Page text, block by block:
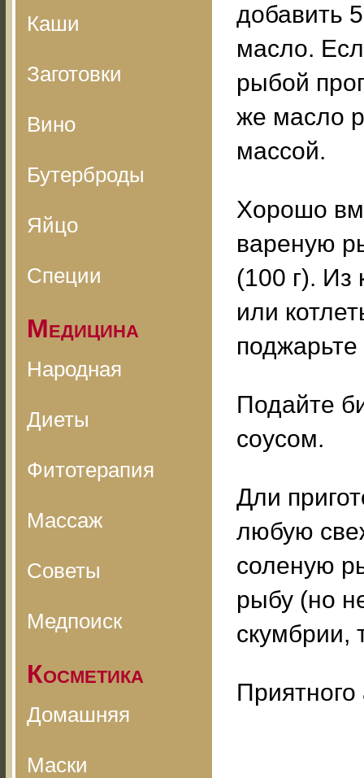
Каши
Заготовки
Вино
Бутерброды
Яйцо
Специи
Медицина
Народная
Диеты
Фитотерапия
Массаж
Советы
Медпоиск
Косметика
Домашняя
Маски
добавить
масло.
рыбой
же масло
массой.
Хорошо
вареную
(100 г). Из
или
Подайте
соусом.
Дли
любую
соленую
рыбу (но
скумбрии,
Приятного